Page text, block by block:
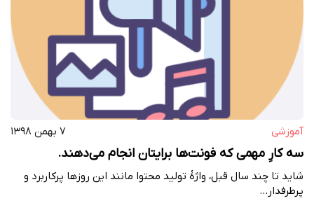
آموزشی ۷ بهمن ۱۳۹۸
سه کارِ مهمی که فونت‌ها برایتان انجام می‌دهند.
شاید تا چند سال قبل، واژهٔ تولید محتوا مانند این روزها پرکاربرد و
پرطرفدار…